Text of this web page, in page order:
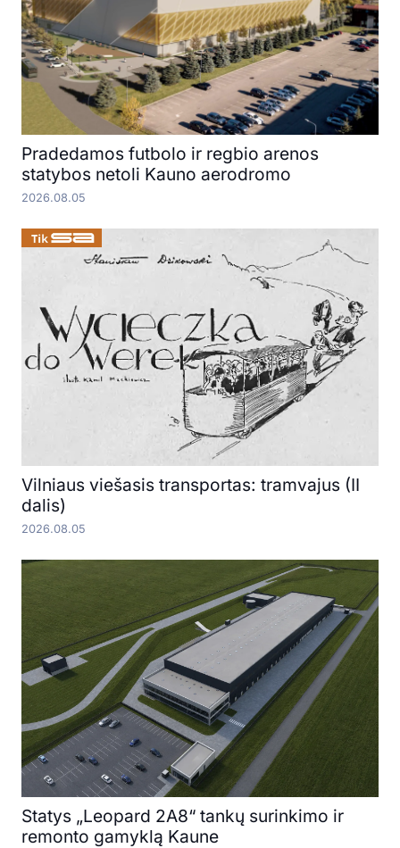
Pradedamos futbolo ir regbio arenos
statybos netoli Kauno aerodromo
2026.08.05
Vilniaus viešasis transportas: tramvajus (II
dalis)
2026.08.05
Statys „Leopard 2A8“ tankų surinkimo ir
remonto gamyklą Kaune